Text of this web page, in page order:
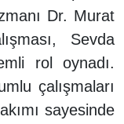
Dr. Murat
Sevda
rol oynadı.
çalışmaları
sayesinde